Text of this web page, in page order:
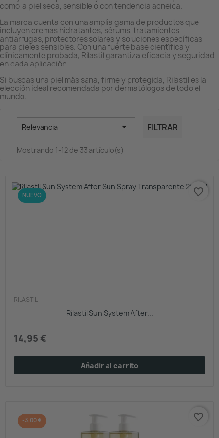
como la piel seca, sensible o con tendencia acneica.
La marca cuenta con una amplia gama de productos que
incluyen cremas hidratantes, sérums, tratamientos
antiarrugas, protectores solares y soluciones específicas
para pieles sensibles. Con una fuerte base científica y
clínicamente probada, Rilastil garantiza eficacia y seguridad
en cada aplicación.
Si buscas una piel más sana, firme y protegida, Rilastil es la
elección ideal recomendada por dermatólogos de todo el
mundo.
Relevancia  FILTRAR
Mostrando 1-12 de 33 artículo(s)
RILASTIL
Rilastil Sun System After...
14,95 €
Añadir al carrito
NUEVO favorite_border
-3,00 € favorite_border